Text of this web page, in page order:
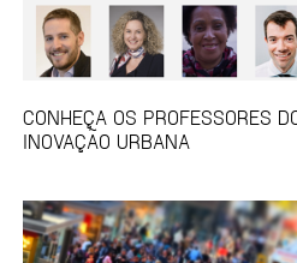
CONHEÇA OS PROFESSORES
INOVAÇÃO URBANA